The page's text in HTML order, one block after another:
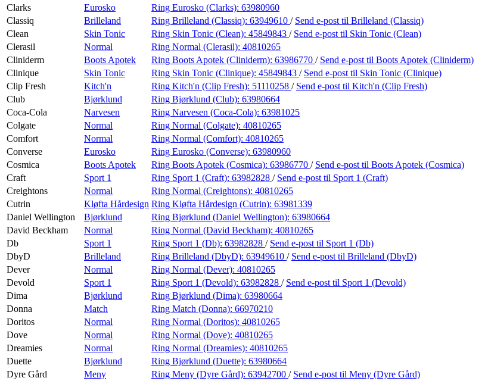
Clarks
Eurosko Ring Eurosko (Clarks): 63980960
Classiq
Brilleland Ring Brilleland (Classiq): 63949610 / Send e-post til Brilleland (Classiq)
Clean
Skin Tonic Ring Skin Tonic (Clean): 45849843 / Send e-post til Skin Tonic (Clean)
Clerasil
Normal Ring Normal (Clerasil): 40810265
Cliniderm
Boots Apotek Ring Boots Apotek (Cliniderm): 63986770 / Send e-post til Boots Apotek (Cliniderm)
Clinique
Skin Tonic Ring Skin Tonic (Clinique): 45849843 / Send e-post til Skin Tonic (Clinique)
Clip Fresh
Kitch'n Ring Kitch'n (Clip Fresh): 51110258 / Send e-post til Kitch'n (Clip Fresh)
Club
Bjørklund Ring Bjørklund (Club): 63980664
Coca-Cola
Narvesen Ring Narvesen (Coca-Cola): 63981025
Colgate
Normal Ring Normal (Colgate): 40810265
Comfort
Normal Ring Normal (Comfort): 40810265
Converse
Eurosko Ring Eurosko (Converse): 63980960
Cosmica
Boots Apotek Ring Boots Apotek (Cosmica): 63986770 / Send e-post til Boots Apotek (Cosmica)
Craft
Sport 1 Ring Sport 1 (Craft): 63982828 / Send e-post til Sport 1 (Craft)
Creightons
Normal Ring Normal (Creightons): 40810265
Cutrin
Kløfta Hårdesign Ring Kløfta Hårdesign (Cutrin): 63981339
Daniel Wellington
Bjørklund Ring Bjørklund (Daniel Wellington): 63980664
David Beckham
Normal Ring Normal (David Beckham): 40810265
Db
Sport 1 Ring Sport 1 (Db): 63982828 / Send e-post til Sport 1 (Db)
DbyD
Brilleland Ring Brilleland (DbyD): 63949610 / Send e-post til Brilleland (DbyD)
Dever
Normal Ring Normal (Dever): 40810265
Devold
Sport 1 Ring Sport 1 (Devold): 63982828 / Send e-post til Sport 1 (Devold)
Dima
Bjørklund Ring Bjørklund (Dima): 63980664
Donna
Match Ring Match (Donna): 66970210
Doritos
Normal Ring Normal (Doritos): 40810265
Dove
Normal Ring Normal (Dove): 40810265
Dreamies
Normal Ring Normal (Dreamies): 40810265
Duette
Bjørklund Ring Bjørklund (Duette): 63980664
Dyre Gård
Meny Ring Meny (Dyre Gård): 63942700 / Send e-post til Meny (Dyre Gård)